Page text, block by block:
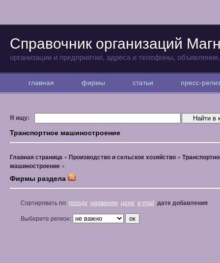
Справочник организаций
организации и предприятия, адреса и телефоны,
главная фирмы статьи пресс-
Я ищу:
Транспортное машиностроение
Главная страница Производство и сельское хозяйство
машиностроение
Фирмы раздела
Сортировать по: городу названию цене e-mail дате добавления
Выберите регион: